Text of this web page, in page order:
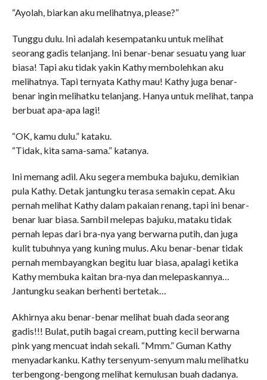
“Ayolah, biarkan aku melihatnya, please?”
Tunggu dulu. Ini adalah kesempatanku untuk melihat
seorang gadis telanjang. Ini benar-benar sesuatu yang luar
biasa! Tapi aku tidak yakin Kathy membolehkan aku
melihatnya. Tapi ternyata Kathy mau! Kathy juga benar-
benar ingin melihatku telanjang. Hanya untuk melihat, tanpa
berbuat apa-apa lagi!
“OK, kamu dulu.” kataku.
“Tidak, kita sama-sama.” katanya.
Ini memang adil. Aku segera membuka bajuku, demikian
pula Kathy. Detak jantungku terasa semakin cepat. Aku
pernah melihat Kathy dalam pakaian renang, tapi ini benar-
benar luar biasa. Sambil melepas bajuku, mataku tidak
pernah lepas dari bra-nya yang berwarna putih, dan juga
kulit tubuhnya yang kuning mulus. Aku benar-benar tidak
pernah membayangkan begitu luar biasa, apalagi ketika
Kathy membuka kaitan bra-nya dan melepaskannya…
Jantungku seakan berhenti bertetak…
Akhirnya aku benar-benar melihat buah dada seorang
gadis!!! Bulat, putih bagai cream, putting kecil berwarna
pink yang mencuat indah sekali. “Mmm.” Guman Kathy
menyadarkanku. Kathy tersenyum-senyum malu melihatku
terbengong-bengong melihat kemulusan buah dadanya.